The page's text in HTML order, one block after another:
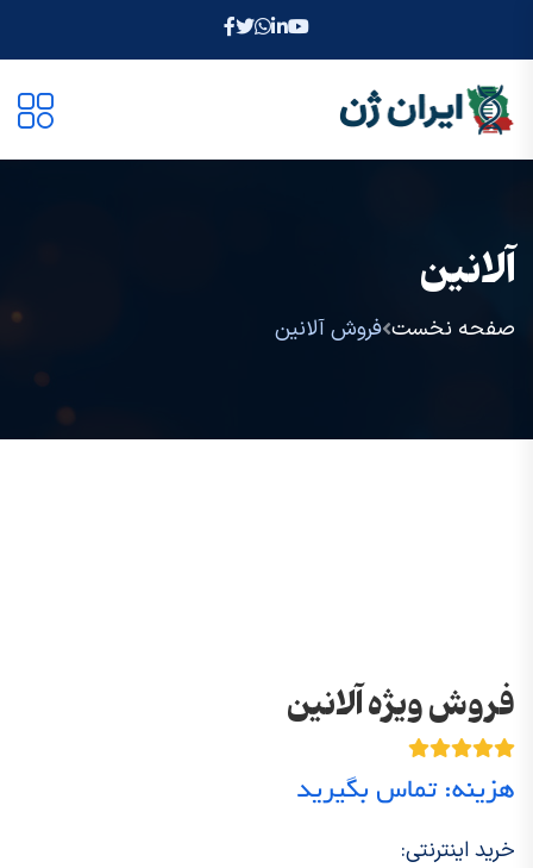
آلانین
صفحه نخست فروش آلانین
فروش ویژه آلانین
هزینه: تماس بگیرید
خرید اینترنتی: